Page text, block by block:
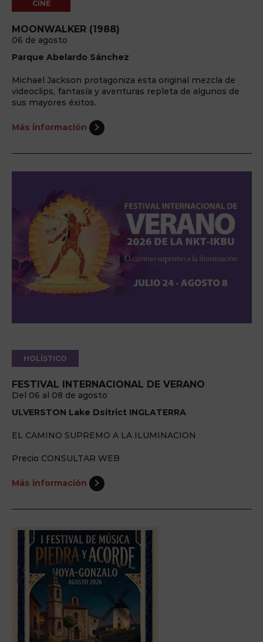
CINE
MOONWALKER (1988)
06 de agosto
Parque Abelardo Sánchez
Michael Jackson protagoniza esta original mezcla de
videoclips, fantasía y aventuras repleta de algunos de
sus mayores éxitos.
Más información
HOLÍSTICO
FESTIVAL INTERNACIONAL DE VERANO
Del 06 al 08 de agosto
ULVERSTON Lake Dsitrict INGLATERRA
EL CAMINO SUPREMO A LA ILUMINACION
Precio CONSULTAR WEB
Más información